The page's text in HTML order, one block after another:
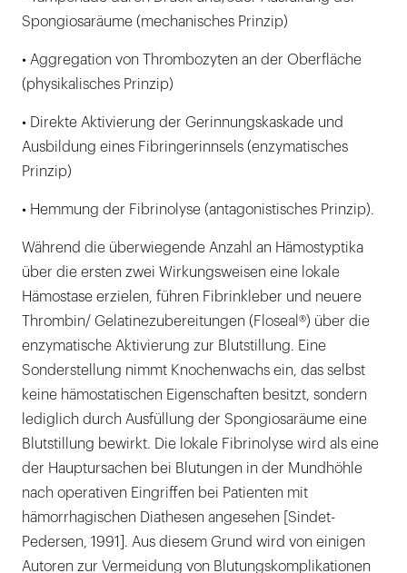
Spongiosaräume (mechanisches Prinzip)
• Aggregation von Thrombozyten an der Oberfläche
(physikalisches Prinzip)
• Direkte Aktivierung der Gerinnungskaskade und
Ausbildung eines Fibringerinnsels (enzymatisches
Prinzip)
• Hemmung der Fibrinolyse (antagonistisches Prinzip).
Während die überwiegende Anzahl an Hämostyptika
über die ersten zwei Wirkungsweisen eine lokale
Hämostase erzielen, führen Fibrinkleber und neuere
Thrombin/ Gelatinezubereitungen (Floseal®) über die
enzymatische Aktivierung zur Blutstillung. Eine
Sonderstellung nimmt Knochenwachs ein, das selbst
keine hämostatischen Eigenschaften besitzt, sondern
lediglich durch Ausfüllung der Spongiosaräume eine
Blutstillung bewirkt. Die lokale Fibrinolyse wird als eine
der Hauptursachen bei Blutungen in der Mundhöhle
nach operativen Eingriffen bei Patienten mit
hämorrhagischen Diathesen angesehen [Sindet-
Pedersen, 1991]. Aus diesem Grund wird von einigen
Autoren zur Vermeidung von Blutungskomplikationen